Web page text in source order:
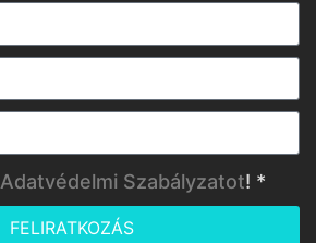
Adatvédelmi Szabályzatot! *
FELIRATKOZÁS